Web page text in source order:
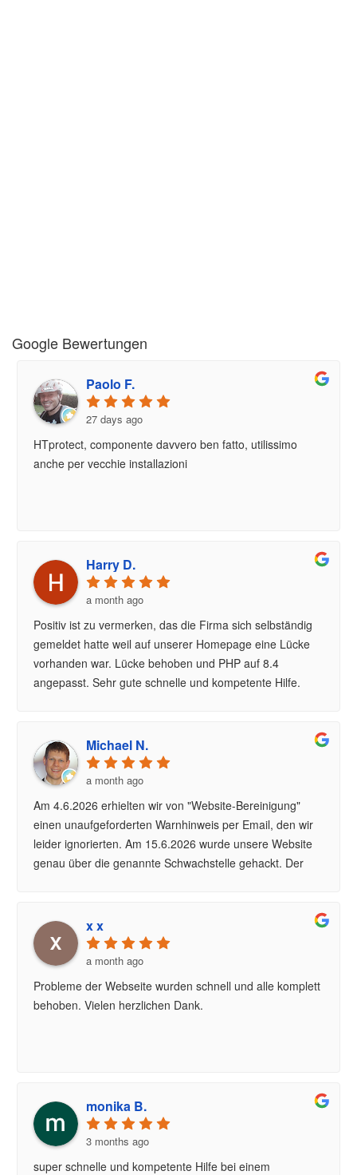
Google Bewertungen
Paolo F.
27 days ago
HTprotect, componente davvero ben fatto, utilissimo
anche per vecchie installazioni
Harry D.
a month ago
Positiv ist zu vermerken, das die Firma sich selbständig
gemeldet hatte weil auf unserer Homepage eine Lücke
vorhanden war. Lücke behoben und PHP auf 8.4
angepasst. Sehr gute schnelle und kompetente Hilfe.
Michael N.
a month ago
Am 4.6.2026 erhielten wir von "Website-Bereinigung"
einen unaufgeforderten Warnhinweis per Email, den wir
leider ignorierten. Am 15.6.2026 wurde unsere Website
genau über die genannte Schwachstelle gehackt. Der
x x
a month ago
Probleme der Webseite wurden schnell und alle komplett
behoben. Vielen herzlichen Dank.
monika B.
3 months ago
super schnelle und kompetente Hilfe bei einem